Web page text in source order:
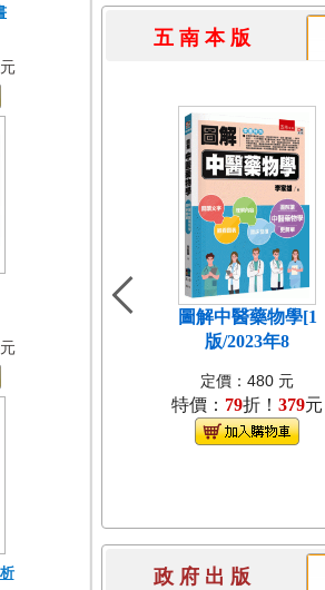
元
元
五 南 本 版
圖解中醫藥物學[1
版/2023年8
定價：480 元
特價： 79折！ 379元
政 府 出 版